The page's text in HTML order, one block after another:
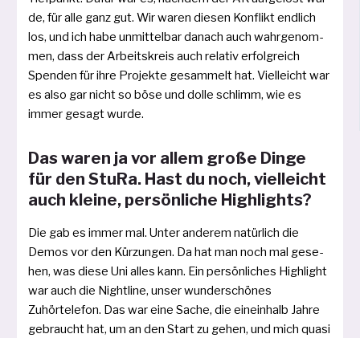
de, für alle ganz gut. Wir waren die­sen Konflikt end­lich
los, und ich habe unmit­tel­bar danach auch wahr­ge­nom­
men, dass der Arbeitskreis auch rela­tiv erfolg­reich
Spenden für ihre Projekte gesam­melt hat. Vielleicht war
es also gar nicht so böse und dol­le schlimm, wie es
immer gesagt wurde.
Das waren ja vor allem große Dinge
für den StuRa. Hast du noch, vielleicht
auch kleine, persönliche Highlights?
Die gab es immer mal. Unter ande­rem natür­lich die
Demos vor den Kürzungen. Da hat man noch mal gese­
hen, was die­se Uni alles kann. Ein per­sön­li­ches Highlight
war auch die Nightline, unser wun­der­schö­nes
Zuhörtelefon. Das war eine Sache, die ein­ein­halb Jahre
gebraucht hat, um an den Start zu gehen, und mich qua­si